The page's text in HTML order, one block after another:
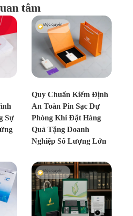
tâm
Sự
Quy Chuẩn Kiểm Định
An Toàn Pin Sạc Dự
Phòng Khi Đặt Hàng
Quà Tặng Doanh
Nghiệp Số Lượng Lớn
Độc quyền
Độc quyền